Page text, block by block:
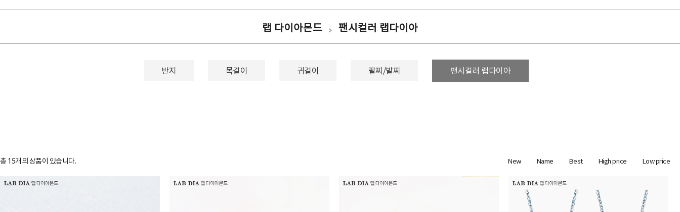
랩 다이아몬드 > 팬시컬러 랩다이아
반지 목걸이 귀걸이 팔찌/발찌 팬시컬러 랩다이아
총 15개의 상품이 있습니다. New Name Best High price Low price